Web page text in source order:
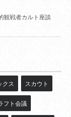
観戦者カルト座談
クス スカウト
フト会議